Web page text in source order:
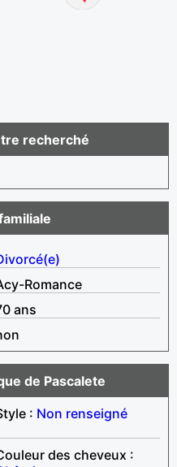
recherché
Romance
ans
de Pascalete
: Non renseigné
des cheveux :